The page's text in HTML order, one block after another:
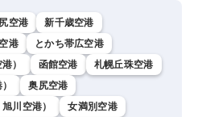
空港
新千歳空港
港
とかち帯広空港
）
函館空港
札幌丘珠空港
奥尻空港
川空港）
女満別空港